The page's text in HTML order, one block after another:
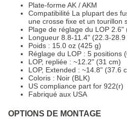
Plate-forme AK / AKM
Compatibilité La plupart des
une crosse fixe et un tourillon
Plage de réglage du LOP 2.6"
Longueur 8.8-11.4" (22.3-28.9
Poids : 15.0 oz (425 g)
Réglage du LOP : 5 positions
LOP, repliée : ~12.2" (31 cm)
LOP, Extended : ~14.8" (37.6
Coloris : Noir (BLK)
US compliance part for 922(r)
Fabriqué aux USA
OPTIONS DE MONTAGE